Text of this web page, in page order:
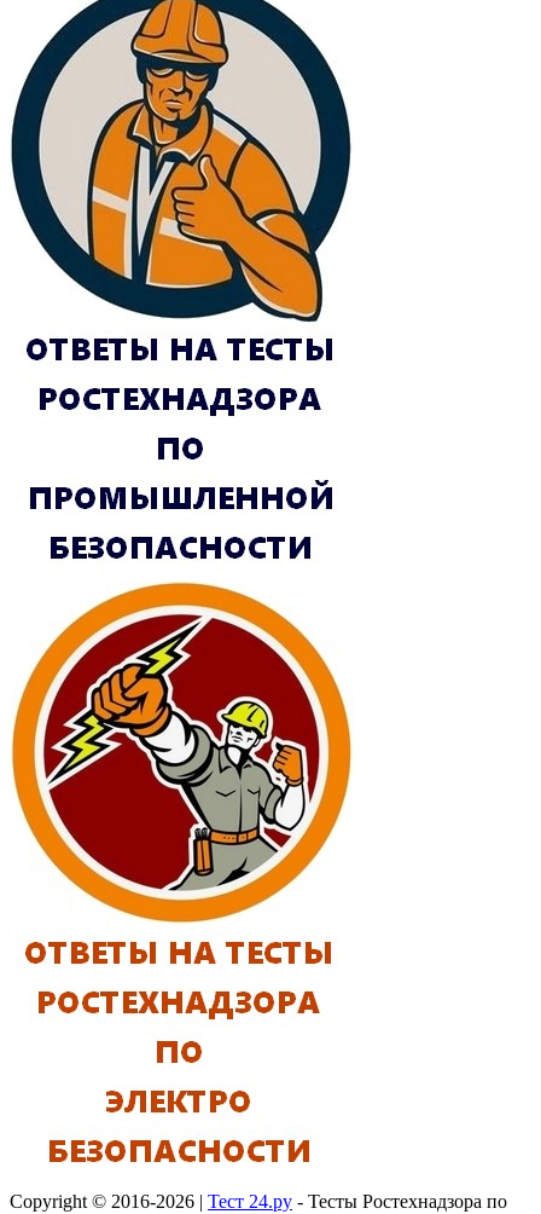
Copyright © 2016-2026 | Тест 24.ру - Тесты Ростехнадзора по